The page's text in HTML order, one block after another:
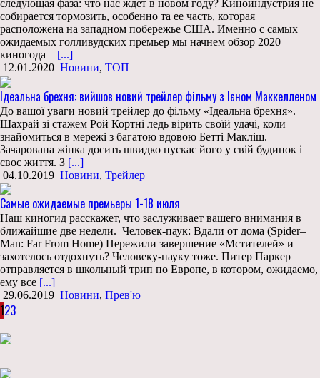
следующая фаза: что нас ждет в новом году? Киноиндустрия не
собирается тормозить, особенно та ее часть, которая
расположена на западном побережье США. Именно с самых
ожидаемых голливудских премьер мы начнем обзор 2020
киногода – [...]
12.01.2020 Новини, ТОП
Ідеальна брехня: вийшов новий трейлер фільму з Ієном Маккелленом
До вашої уваги новий трейлер до фільму «Ідеальна брехня».
Шахрай зі стажем Рой Кортні ледь вірить своїй удачі, коли
знайомиться в мережі з багатою вдовою Бетті Макліш.
Зачарована жінка досить швидко пускає його у свій будинок і
своє життя. З [...]
04.10.2019 Новини, Трейлер
Самые ожидаемые премьеры 1-18 июля
Наш киногид расскажет, что заслуживает вашего внимания в
ближайшие две недели. Человек-паук: Вдали от дома (Spider–
Man: Far From Home) Пережили завершение «Мстителей» и
захотелось отдохнуть? Человеку-пауку тоже. Питер Паркер
отправляется в школьный трип по Европе, в котором, ожидаемо,
ему все [...]
29.06.2019 Новини, Прев'ю
123